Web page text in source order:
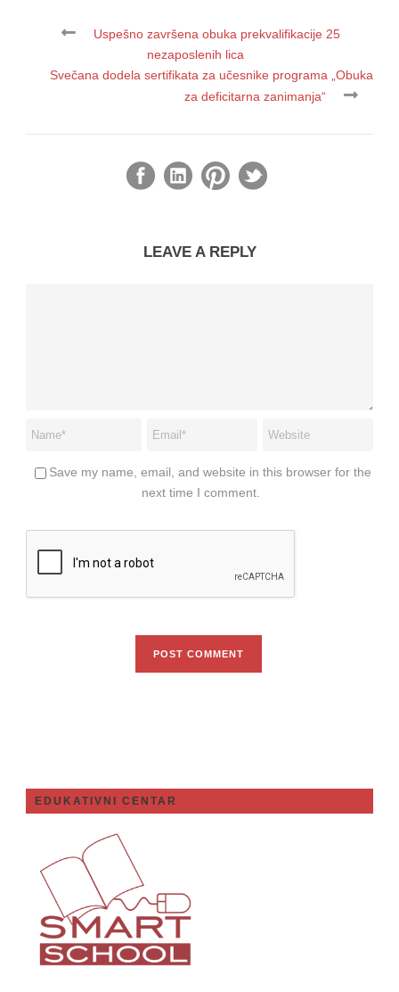
Uspešno završena obuka prekvalifikacije 25
nezaposlenih lica
Svečana dodela sertifikata za učesnike programa „Obuka
za deficitarna zanimanja“
LEAVE A REPLY
Save my name, email, and website in this browser for the
next time I comment.
EDUKATIVNI CENTAR